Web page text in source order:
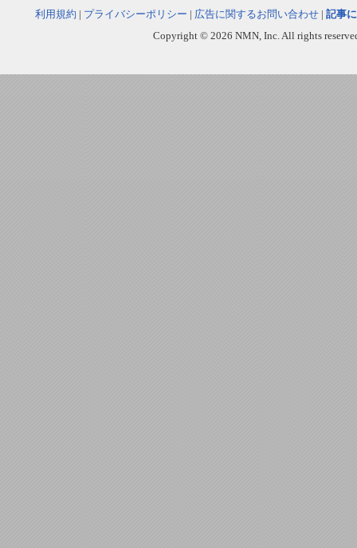
利用規約 | プライバシーポリシー | 広告に関するお問い合わせ | 記事
Copyright © 2026 NMN, Inc. All rights